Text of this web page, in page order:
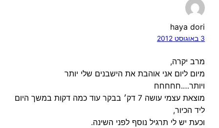
haya dori
3 באוגוסט 2012
מרב יקרה,
מיום ליום אני אוהבת את הישבנים שלי יותר
ויותר….חחחחח
מוצאת עצמי עושה 7 דק׳ בבקר עוד כמה דקות במשך היום
ליד הכיור,
וכעת יש לי תרגיל נוסף לפני השינה.